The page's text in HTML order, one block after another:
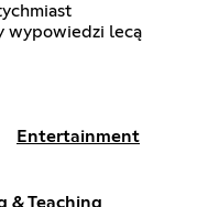
wypowiedzi lecą
Entertainment
& Teaching